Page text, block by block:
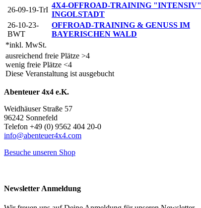
26-09-19-TrI
4X4-OFFROAD-TRAINING "INTENSIV"
INGOLSTADT
26-10-23-
BWT
OFFROAD-TRAINING & GENUSS IM
BAYERISCHEN WALD
*inkl. MwSt.
ausreichend freie Plätze >4
wenig freie Plätze <4
Diese Veranstaltung ist ausgebucht
Abenteuer 4x4 e.K.
Weidhäuser Straße 57
96242 Sonnefeld
Telefon +49 (0) 9562 404 20-0
info@abenteuer4x4.com
Besuche unseren Shop
Newsletter Anmeldung